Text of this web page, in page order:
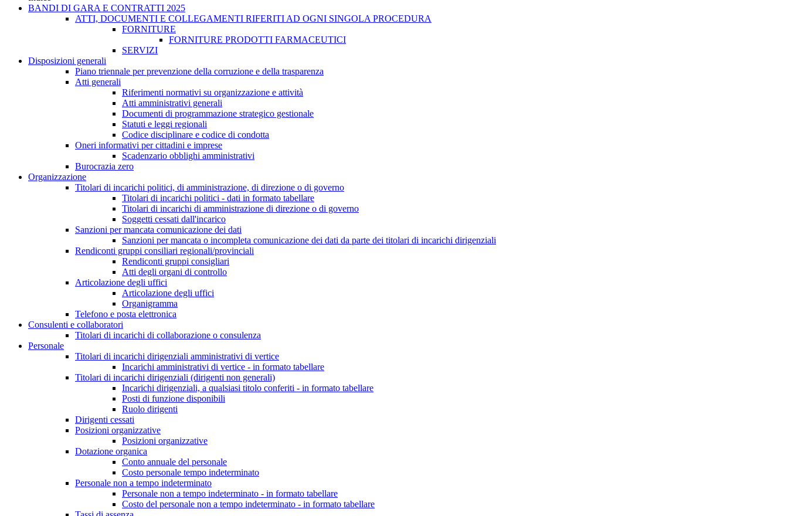
BANDI DI GARA E CONTRATTI 2025
ATTI, DOCUMENTI E COLLEGAMENTI RIFERITI AD OGNI SINGOLA PROCEDURA
FORNITURE
FORNITURE PRODOTTI FARMACEUTICI
SERVIZI
Disposizioni generali
Piano triennale per prevenzione della corruzione e della trasparenza
Atti generali
Riferimenti normativi su organizzazione e attività
Atti amministrativi generali
Documenti di programmazione strategico gestionale
Statuti e leggi regionali
Codice disciplinare e codice di condotta
Oneri informativi per cittadini e imprese
Scadenzario obblighi amministrativi
Burocrazia zero
Organizzazione
Titolari di incarichi politici, di amministrazione, di direzione o di governo
Titolari di incarichi politici - dati in formato tabellare
Titolari di incarichi di amministrazione di direzione o di governo
Soggetti cessati dall'incarico
Sanzioni per mancata comunicazione dei dati
Sanzioni per mancata o incompleta comunicazione dei dati da parte dei titolari di incarichi dirigenziali
Rendiconti gruppi consiliari regionali/provinciali
Rendiconti gruppi consigliari
Atti degli organi di controllo
Articolazione degli uffici
Articolazione degli uffici
Organigramma
Telefono e posta elettronica
Consulenti e collaboratori
Titolari di incarichi di collaborazione o consulenza
Personale
Titolari di incarichi dirigenziali amministrativi di vertice
Incarichi amministrativi di vertice - in formato tabellare
Titolari di incarichi dirigenziali (dirigenti non generali)
Incarichi dirigenziali, a qualsiasi titolo conferiti - in formato tabellare
Posti di funzione disponibili
Ruolo dirigenti
Dirigenti cessati
Posizioni organizzative
Posizioni organizzative
Dotazione organica
Conto annuale del personale
Costo personale tempo indeterminato
Personale non a tempo indeterminato
Personale non a tempo indeterminato - in formato tabellare
Costo del personale non a tempo indeterminato - in formato tabellare